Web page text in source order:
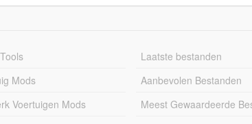
Mods
Voertuigen Mods
Laatste bestanden
Aanbevolen Bestanden
Meest Gewaardeerde